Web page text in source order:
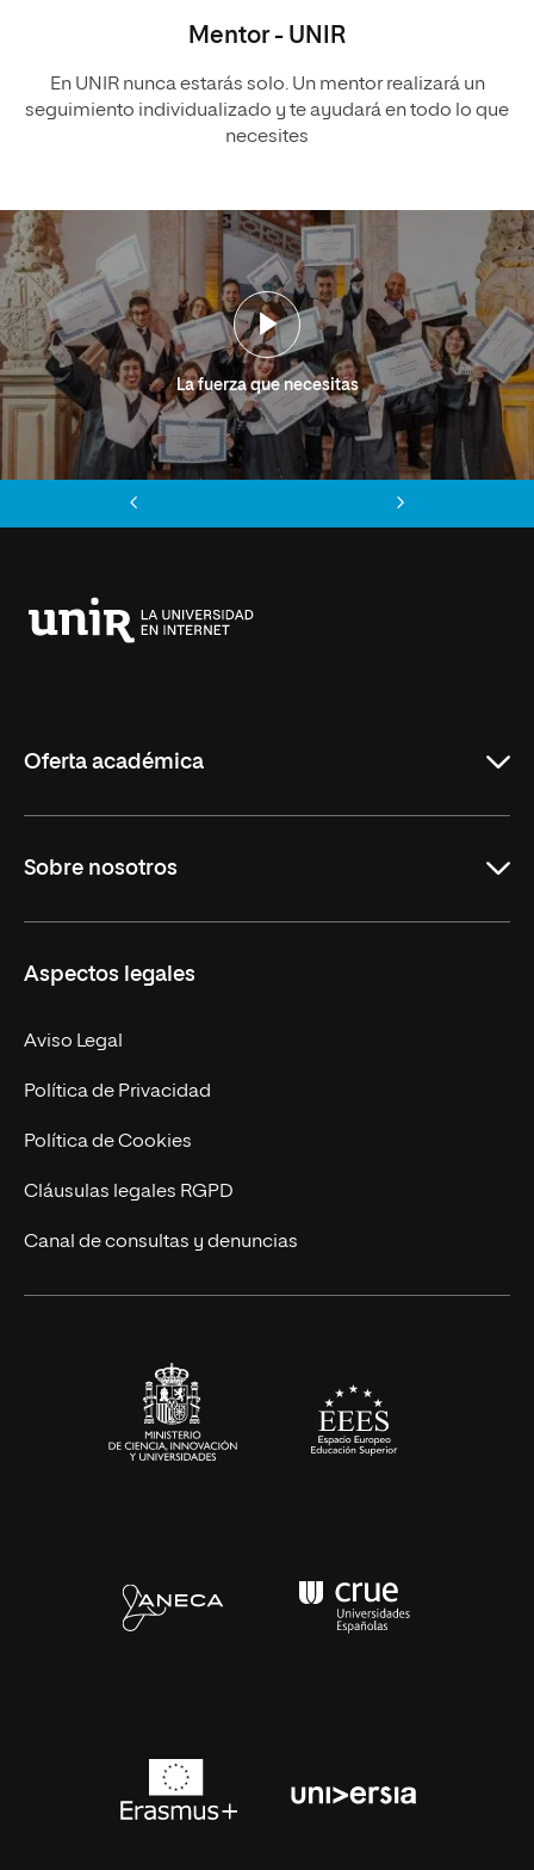
Mentor - UNIR
En UNIR nunca estarás solo. Un mentor realizará un
seguimiento individualizado y te ayudará en todo lo que
necesites
La fuerza que necesitas
Oferta académica
Másteres Oficiales
Doctorados
Experto Universitario
Postgrados
Cursos Universitarios
Sobre nosotros
Facultades
Nuestro Equipo
Trabaja en UNIR
Actualidad
UNIR Revista
Eventos
Aspectos legales
Aviso Legal
Política de Privacidad
Política de Cookies
Cláusulas legales RGPD
Canal de consultas y denuncias